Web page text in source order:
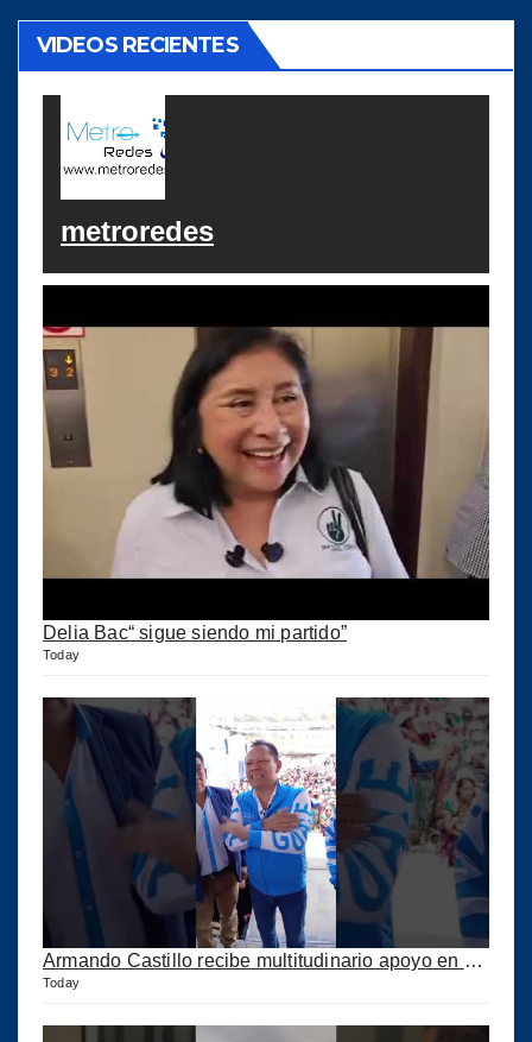
VIDEOS RECIENTES
metroredes
Delia Bac“ sigue siendo mi partido”
Today
Armando Castillo recibe multitudinario apoyo en Municipios de Quiché
Today